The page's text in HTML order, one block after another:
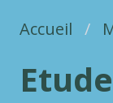
Fil
Accueil